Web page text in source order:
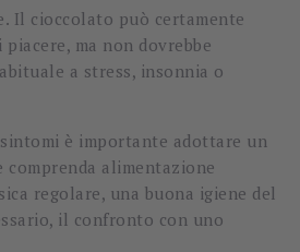
Il cioccolato può certamente
ma non dovrebbe
a stress, insonnia o
è importante adottare un
comprenda alimentazione
regolare, una buona igiene del
il confronto con uno